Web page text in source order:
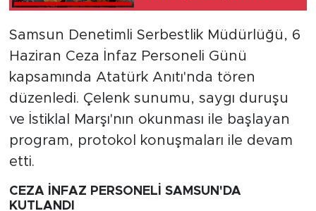
hizmet binası açıldı
Samsun Denetimli Serbestlik Müdürlüğü, 6
Haziran Ceza İnfaz Personeli Günü
kapsamında Atatürk Anıtı'nda tören
düzenledi. Çelenk sunumu, saygı duruşu
ve İstiklal Marşı'nın okunması ile başlayan
program, protokol konuşmaları ile devam
etti.
CEZA İNFAZ PERSONELİ SAMSUN'DA
KUTLANDI